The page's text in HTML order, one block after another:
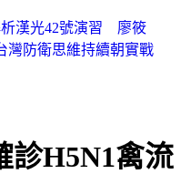
析漢光42號演習 廖筱
防衛思維持續朝實戰
診H5N1禽流